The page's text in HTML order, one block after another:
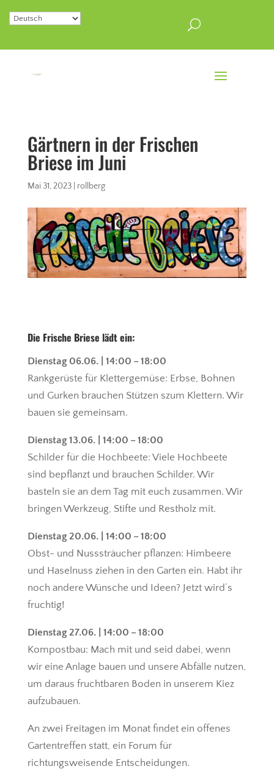
Gärtnern in der Frischen
Briese im Juni
Mai 31, 2023| rollberg
Die Frische Briese lädt ein:
Dienstag 06.06. | 14:00 – 18:00
Rankgerüste für Klettergemüse: Erbse, Bohnen
und Gurken brauchen Stützen szum Klettern. Wir
bauen sie gemeinsam.
Dienstag 13.06. | 14:00 – 18:00
Schilder für die Hochbeete: Viele Hochbeete
sind bepflanzt und brauchen Schilder. Wir
basteln sie an dem Tag mit euch zusammen. Wir
bringen Werkzeug, Stifte und Restholz mit.
Dienstag 20.06. | 14:00 – 18:00
Obst- und Nusssträucher pflanzen: Himbeere
und Haselnuss ziehen in den Garten ein. Habt ihr
noch andere Wünsche und Ideen? Jetzt wird‘s
fruchtig!
Dienstag 27.06. | 14:00 – 18:00
Kompostbau: Mach mit und seid dabei, wenn
wir eine Anlage bauen und unsere Abfälle nutzen,
um daraus fruchtbaren Boden in unserem Kiez
aufzubauen.
An zwei Freitagen im Monat findet ein offenes
Gartentreffen statt, ein Forum für
richtungsweisende Entscheidungen.